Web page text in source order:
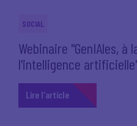
SOCIAL
Webinaire "GenIAles, à
l'intelligence
Lire l'article